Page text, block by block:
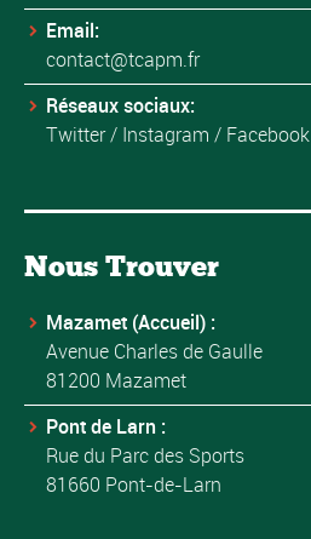
Email:
contact@tcapm.fr
Réseaux sociaux:
Twitter/ Instagram / Facebook
Nous Trouver
Mazamet (Accueil) :
Avenue Charles de Gaulle
81200 Mazamet
Pont de Larn :
Rue du Parc des Sports
81660 Pont-de-Larn